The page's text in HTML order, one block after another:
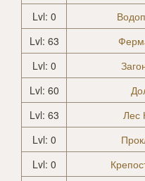
Lvl: 0
Lvl: 63
Lvl: 0
Lvl: 60
Lvl: 63
Лес
Lvl: 0
Lvl: 0